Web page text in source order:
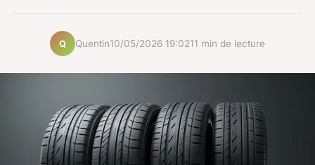
Q Quentin10/05/2026 19:0211 min de lecture